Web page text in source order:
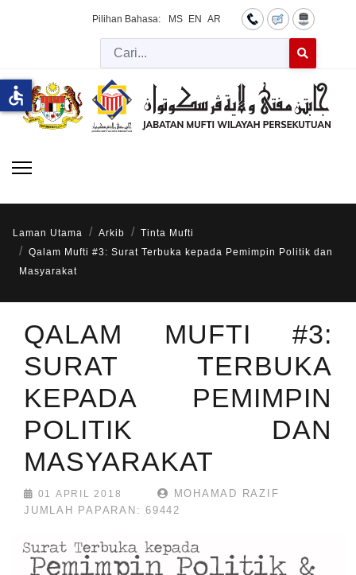
Pilihan Bahasa: MS EN AR
Cari
Laman Utama Arkib
Tinta Mufti
Qalam Mufti #3: Surat Terbuka kepada Pemimpin Politik dan
Masyarakat
QALAM MUFTI #3:
SURAT TERBUKA
KEPADA PEMIMPIN
POLITIK DAN
MASYARAKAT
01 APRIL 2018
MOHAMAD RAZIF
JUMLAH PAPARAN: 69442
accessible